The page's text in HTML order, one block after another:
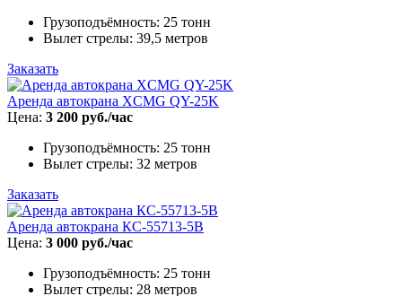
Грузоподъёмность: 25 тонн
Вылет стрелы: 39,5 метров
Заказать
Аренда автокрана XCMG QY-25K
Цена: 3 200 руб./час
Грузоподъёмность: 25 тонн
Вылет стрелы: 32 метров
Заказать
Аренда автокрана КС-55713-5В
Цена: 3 000 руб./час
Грузоподъёмность: 25 тонн
Вылет стрелы: 28 метров